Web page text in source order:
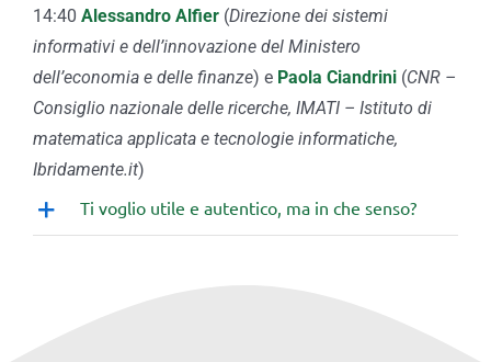
14:40 Alessandro Alfier(Direzione dei sistemi
informativi e dell’innovazione del Ministero
dell’economia e delle finanze) e Paola Ciandrini(CNR –
Consiglio nazionale delle ricerche, IMATI – Istituto di
matematica applicata e tecnologie informatiche,
Ibridamente.it)
Ti voglio utile e autentico, ma in che senso?